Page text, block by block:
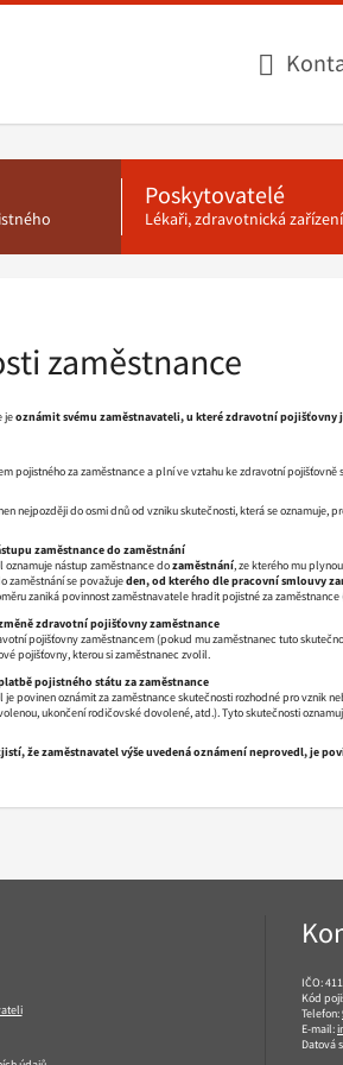
Poskytovatelé
Lékaři, zdravotnická zařízení
zaměstnance
jeoznámit svému zaměstnavateli, u které zdravotní
pojistného za zaměstnance a plní ve vztahu ke zdravotní pojišťovně
nejpozději do osmi dnů od vzniku skutečnosti, která se oznamuje,
zaměstnance do zaměstnání
oznamuje nástup zaměstnance dozaměstnání, ze kterého mu
zaměstnání se považujeden, od kterého dle pracovní smlouvy
zaniká povinnost zaměstnavatele hradit pojistné za
zdravotní pojišťovny zaměstnance
pojišťovny zaměstnancem (pokud mu zaměstnanec tuto
pojišťovny, kterou si zaměstnanec zvolil.
pojistného státu za zaměstnance
je povinen oznámit za zaměstnance skutečnosti rozhodné pro vznik
ukončení rodičovské dovolené, atd.). Tyto skutečnosti
že zaměstnavatel výše uvedená oznámení neprovedl, je
IČO:
Kód
Telefon:
E-mail:
Datová